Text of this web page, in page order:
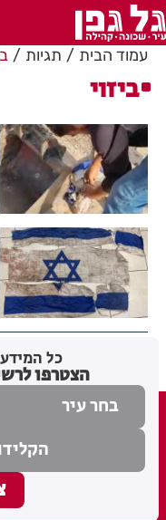
עמוד הבית תגיות
ביזוי
כל
הצטרפו